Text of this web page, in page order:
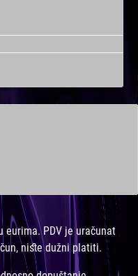
eurima. PDV je uračunat
niste dužni platiti.